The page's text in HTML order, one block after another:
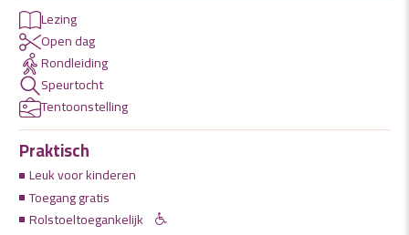
Lezing
Open dag
Rondleiding
Speurtocht
Tentoonstelling
Praktisch
Leuk voor kinderen
Toegang gratis
Rolstoeltoegankelijk